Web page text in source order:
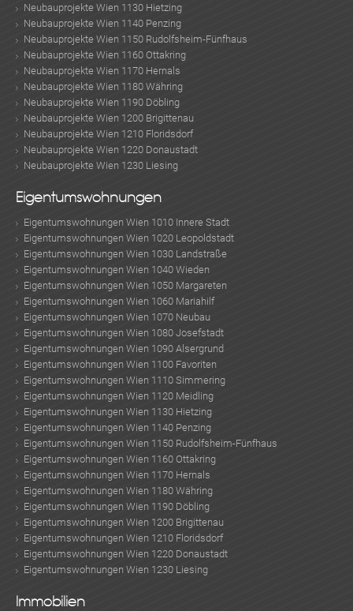
Neubauprojekte Wien 1130 Hietzing
Neubauprojekte Wien 1140 Penzing
Neubauprojekte Wien 1150 Rudolfsheim-Fünfhaus
Neubauprojekte Wien 1160 Ottakring
Neubauprojekte Wien 1170 Hernals
Neubauprojekte Wien 1180 Währing
Neubauprojekte Wien 1190 Döbling
Neubauprojekte Wien 1200 Brigittenau
Neubauprojekte Wien 1210 Floridsdorf
Neubauprojekte Wien 1220 Donaustadt
Neubauprojekte Wien 1230 Liesing
Eigentumswohnungen
Eigentumswohnungen Wien 1010 Innere Stadt
Eigentumswohnungen Wien 1020 Leopoldstadt
Eigentumswohnungen Wien 1030 Landstraße
Eigentumswohnungen Wien 1040 Wieden
Eigentumswohnungen Wien 1050 Margareten
Eigentumswohnungen Wien 1060 Mariahilf
Eigentumswohnungen Wien 1070 Neubau
Eigentumswohnungen Wien 1080 Josefstadt
Eigentumswohnungen Wien 1090 Alsergrund
Eigentumswohnungen Wien 1100 Favoriten
Eigentumswohnungen Wien 1110 Simmering
Eigentumswohnungen Wien 1120 Meidling
Eigentumswohnungen Wien 1130 Hietzing
Eigentumswohnungen Wien 1140 Penzing
Eigentumswohnungen Wien 1150 Rudolfsheim-Fünfhaus
Eigentumswohnungen Wien 1160 Ottakring
Eigentumswohnungen Wien 1170 Hernals
Eigentumswohnungen Wien 1180 Währing
Eigentumswohnungen Wien 1190 Döbling
Eigentumswohnungen Wien 1200 Brigittenau
Eigentumswohnungen Wien 1210 Floridsdorf
Eigentumswohnungen Wien 1220 Donaustadt
Eigentumswohnungen Wien 1230 Liesing
Immobilien